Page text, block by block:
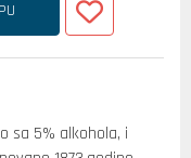
sa 5% alkohola, i